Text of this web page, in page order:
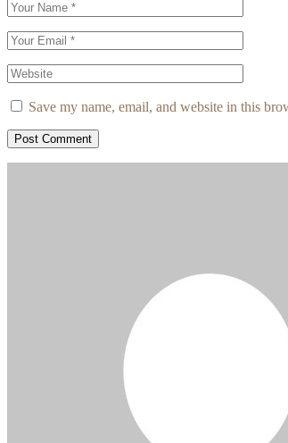
Save my name, email, and website in this
Post Comment